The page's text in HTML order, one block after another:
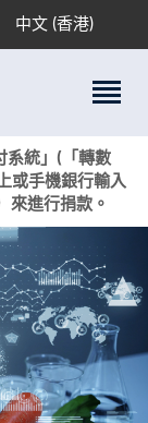
中文 (香港)
系統」(「轉數
或手機銀行輸入
來進行捐款。